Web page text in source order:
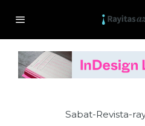
Sabat-Revista-